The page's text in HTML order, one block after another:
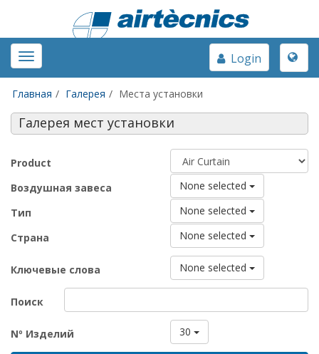
Toggle
navigation
Toggle
Login
Главная Галерея Места установки
Галерея мест установки
Product
Воздушная завеса
None selected
Тип
None selected
Страна
None selected
Ключевые слова None selected
Поиск
Nº Изделий 30